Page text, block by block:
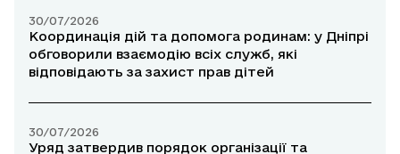
30/07/2026
Координація дій та допомога родинам: у Дніпрі
обговорили взаємодію всіх служб, які
відповідають за захист прав дітей
30/07/2026
Уряд затвердив порядок організації та